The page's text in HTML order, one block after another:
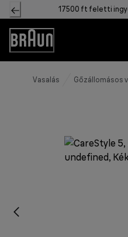
Skip
to
Content
17500 ft feletti
Accessibility
Statement
Vasalás Gőzállomásos